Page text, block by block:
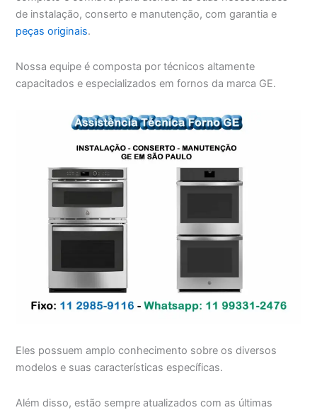
de instalação, conserto e manutenção, com garantia e
peças originais.
Nossa equipe é composta por técnicos altamente
capacitados e especializados em fornos da marca GE.
Eles possuem amplo conhecimento sobre os diversos
modelos e suas características específicas.
Além disso, estão sempre atualizados com as últimas